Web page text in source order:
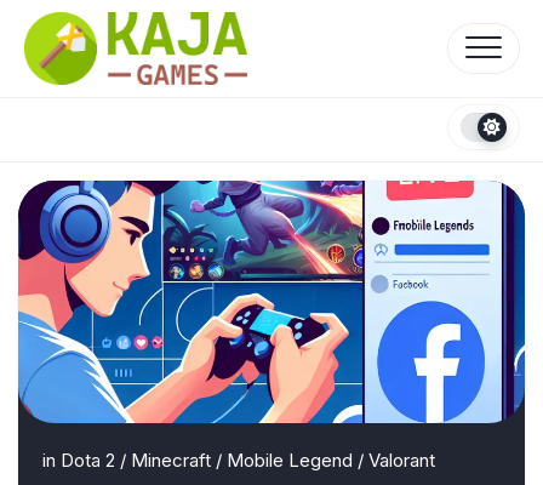
content
in Dota 2 / Minecraft / Mobile Legend / Valorant